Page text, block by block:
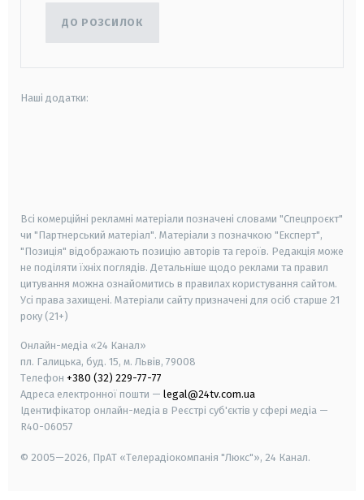
ДО РОЗСИЛОК
Наші додатки:
Всі комерційні рекламні матеріали позначені словами "Спецпроєкт"
чи "Партнерський матеріал". Матеріали з позначкою "Експерт",
"Позиція" відображають позицію авторів та героїв. Редакція може
не поділяти їхніх поглядів. Детальніше щодо реклами та правил
цитування можна ознайомитись в правилах користування сайтом.
Усі права захищені. Матеріали сайту призначені для осіб старше 21
року (21+)
Онлайн-медіа «24 Канал»
пл. Галицька, буд. 15, м. Львів, 79008
Телефон +380 (32) 229-77-77
Адреса електронної пошти — legal@24tv.com.ua
Ідентифікатор онлайн-медіа в Реєстрі суб'єктів у сфері медіа —
R40-06057
© 2005—2026, ПрАТ «Телерадіокомпанія "Люкс"», 24 Канал.